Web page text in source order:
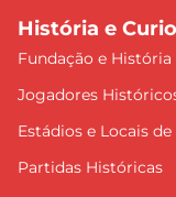
História e
Fundação e História
Jogadores
Estádios e Locais
Partidas Históricas